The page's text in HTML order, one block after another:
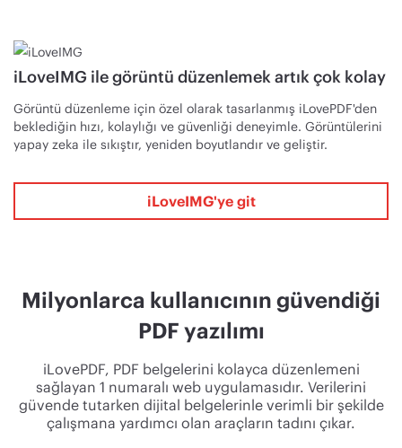
iLoveIMG ile görüntü düzenlemek artık çok kolay
Görüntü düzenleme için özel olarak tasarlanmış iLovePDF'den
beklediğin hızı, kolaylığı ve güvenliği deneyimle. Görüntülerini
yapay zeka ile sıkıştır, yeniden boyutlandır ve geliştir.
iLoveIMG'ye git
Milyonlarca kullanıcının güvendiği
PDF yazılımı
iLovePDF, PDF belgelerini kolayca düzenlemeni
sağlayan 1 numaralı web uygulamasıdır. Verilerini
güvende tutarken dijital belgelerinle verimli bir şekilde
çalışmana yardımcı olan araçların tadını çıkar.